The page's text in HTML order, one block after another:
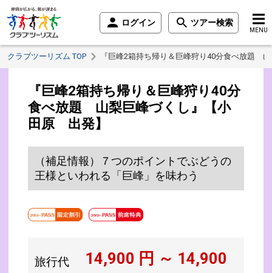
ログイン ツアー検索
MENU
クラブツーリズム TOP 『巨峰2箱持ち帰り＆巨峰狩り40分食べ放題
『巨峰2箱持ち帰り＆巨峰狩り40分
食べ放題 山梨巨峰づくし』【小
田原 出発】
（補足情報）７つのポイントでぶどうの
王様といわれる「巨峰」を味わう
旅行代
14,900 円 ～ 14,900